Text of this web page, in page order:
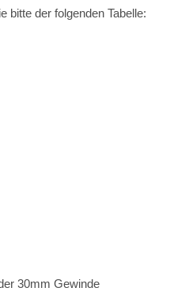
bitte der folgenden Tabelle:
30mm Gewinde